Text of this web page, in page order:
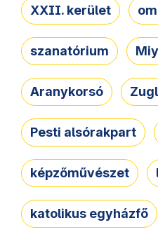
XXII. kerület
szanatórium
Aranykorsó
Pesti alsórakpart
képzőművészet
katolikus egyházfő